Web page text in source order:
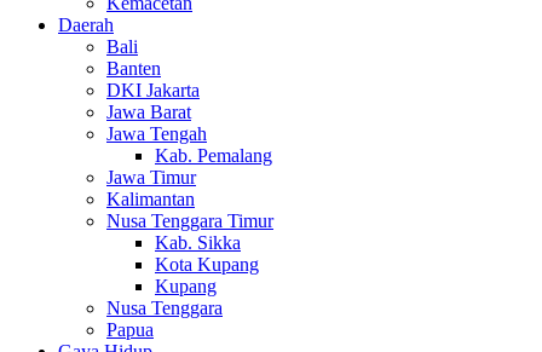
Daerah
Bali
Banten
DKI Jakarta
Jawa Barat
Jawa Tengah
Kab. Pemalang
Jawa Timur
Kalimantan
Nusa Tenggara Timur
Kab. Sikka
Kota Kupang
Kupang
Nusa Tenggara
Papua